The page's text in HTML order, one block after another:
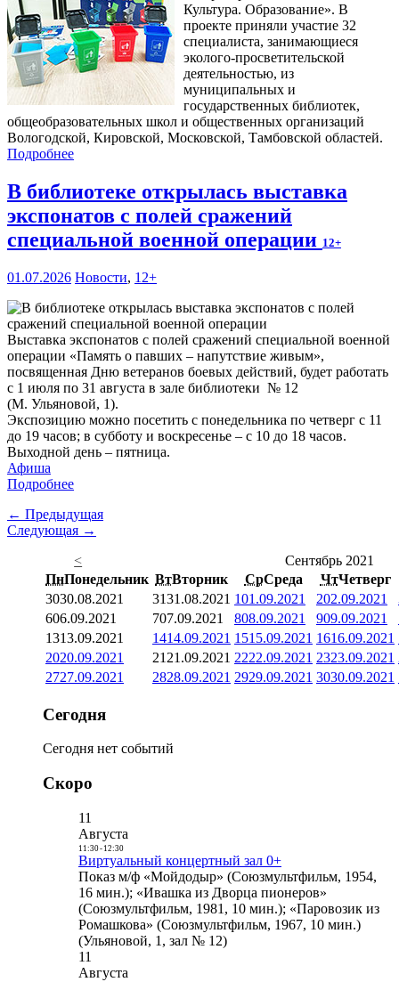
Культура. Образование». В
проекте приняли участие 32
специалиста, занимающиеся
эколого-просветительской
деятельностью, из
муниципальных и
государственных библиотек,
общеобразовательных школ и общественных организаций
Вологодской, Кировской, Московской, Тамбовской областей.
Подробнее
В библиотеке открылась выставка
экспонатов с полей сражений
специальной военной операции 12+
01.07.2026 Новости, 12+
Выставка экспонатов с полей сражений специальной военной
операции «Память о павших – напутствие живым»,
посвященная Дню ветеранов боевых действий, будет работать
с 1 июля по 31 августа в зале библиотеки № 12
(М. Ульяновой, 1).
Экспозицию можно посетить с понедельника по четверг с 11
до 19 часов; в субботу и воскресенье – с 10 до 18 часов.
Выходной день – пятница.
Афиша
Подробнее
← Предыдущая
Следующая →
<
Сентябрь 2021
ПнПонедельник ВтВторник СрСреда ЧтЧетверг
3030.08.2021 3131.08.2021 101.09.2021 202.09.2021
606.09.2021 707.09.2021 808.09.2021 909.09.2021
1313.09.2021 1414.09.2021 1515.09.2021 1616.09.2021
2020.09.2021 21 21.09.2021 2222.09.2021 2323.09.2021
2727.09.2021 2828.09.2021 2929.09.2021 3030.09.2021
Сегодня
Сегодня нет событий
Скоро
11
Августа
11:30- 12:30
Виртуальный концертный зал 0+
Показ м/ф «Мойдодыр» (Союзмультфильм, 1954,
16 мин.); «Ивашка из Дворца пионеров»
(Союзмультфильм, 1981, 10 мин.); «Паровозик из
Ромашкова» (Союзмультфильм, 1967, 10 мин.)
(Ульяновой, 1, зал № 12)
11
Августа